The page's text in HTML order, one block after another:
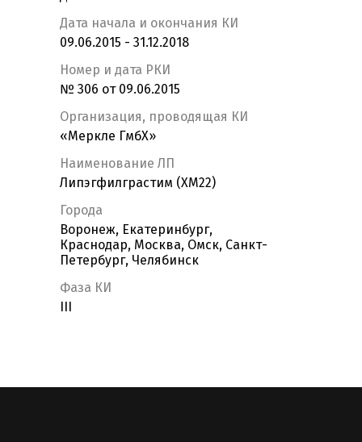
Дата начала и окончания КИ
09.06.2015 - 31.12.2018
Номер и дата РКИ
№ 306 от 09.06.2015
Организация, проводящая КИ
«Меркле ГмбХ»
Наименование ЛП
Липэгфилграстим (XM22)
Города
Воронеж, Екатеринбург,
Краснодар, Москва, Омск, Санкт-
Петербург, Челябинск
Фаза КИ